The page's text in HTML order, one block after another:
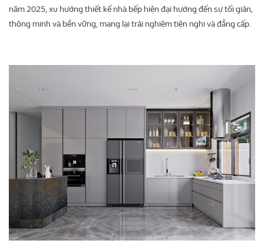
năm 2025, xu hướng thiết kế nhà bếp hiện đại hướng đến sự tối giản,
thông minh và bền vững, mang lại trải nghiệm tiện nghi và đẳng cấp.